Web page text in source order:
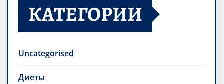
КАТЕГОРИИ
Uncategorised
Диеты